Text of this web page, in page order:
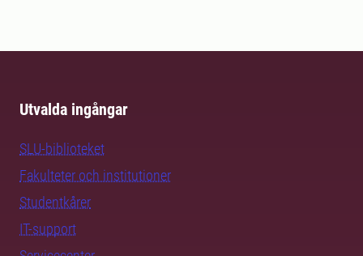
Utvalda ingångar
SLU-biblioteket
Fakulteter och institutioner
Studentkårer
IT-support